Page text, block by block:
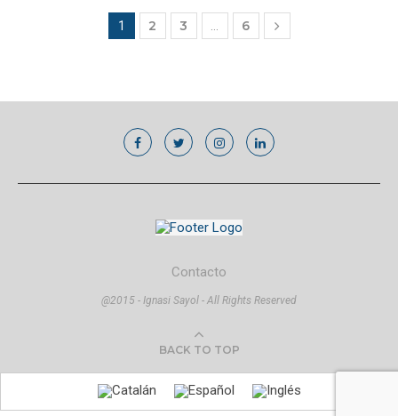
1 2 3 6
Contacto
@2015 - Ignasi Sayol - All Rights Reserved
BACK TO TOP